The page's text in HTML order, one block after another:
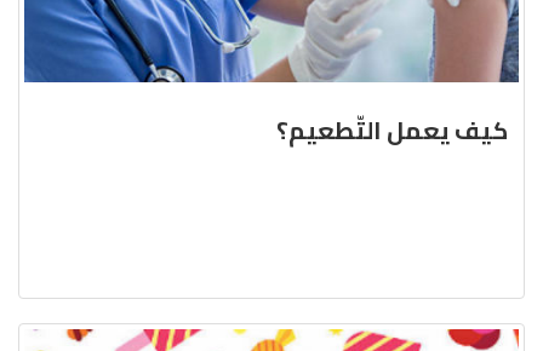
كيف يعمل التّطعيم؟